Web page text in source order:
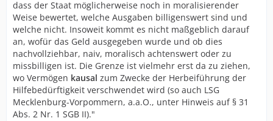
dass der Staat möglicherweise noch in moralisierender
Weise bewertet, welche Ausgaben billigenswert sind und
welche nicht. Insoweit kommt es nicht maßgeblich darauf
an, wofür das Geld ausgegeben wurde und ob dies
nachvollziehbar, naiv, moralisch achtenswert oder zu
missbilligen ist. Die Grenze ist vielmehr erst da zu ziehen,
wo Vermögen kausal zum Zwecke der Herbeiführung der
Hilfebedürftigkeit verschwendet wird (so auch LSG
Mecklenburg-Vorpommern, a.a.O., unter Hinweis auf § 31
Abs. 2 Nr. 1 SGB II)."